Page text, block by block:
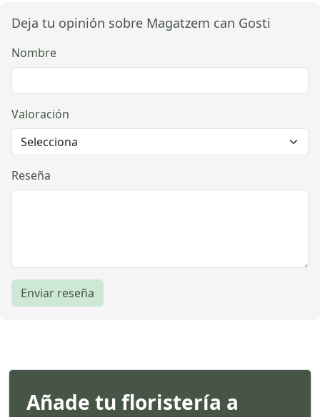
Deja tu opinión sobre Magatzem can Gosti
Nombre
Valoración
Reseña
Enviar reseña
Añade tu floristería a